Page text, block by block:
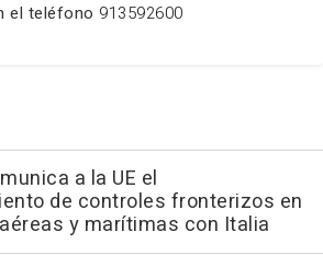
el teléfono 913592600
a la UE el
de controles fronterizos en
y marítimas con Italia